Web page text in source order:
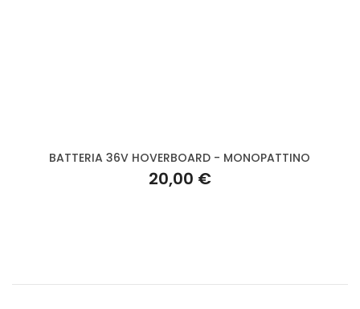
BATTERIA 36V HOVERBOARD - MONOPATTINO
20,00 €